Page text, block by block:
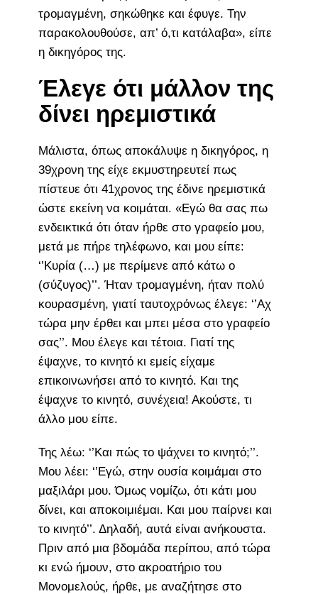
τρομαγμένη, σηκώθηκε και έφυγε. Την
παρακολουθούσε, απ’ ό,τι κατάλαβα», είπε
η δικηγόρος της.
Έλεγε ότι μάλλον της
δίνει ηρεμιστικά
Μάλιστα, όπως αποκάλυψε η δικηγόρος, η
39χρονη της είχε εκμυστηρευτεί πως
πίστευε ότι 41χρονος της έδινε ηρεμιστικά
ώστε εκείνη να κοιμάται. «Εγώ θα σας πω
ενδεικτικά ότι όταν ήρθε στο γραφείο μου,
μετά με πήρε τηλέφωνο, και μου είπε:
‘’Κυρία (…) με περίμενε από κάτω ο
(σύζυγος)’’. Ήταν τρομαγμένη, ήταν πολύ
κουρασμένη, γιατί ταυτοχρόνως έλεγε: ‘’Αχ
τώρα μην έρθει και μπει μέσα στο γραφείο
σας’’. Μου έλεγε και τέτοια. Γιατί της
έψαχνε, το κινητό κι εμείς είχαμε
επικοινωνήσει από το κινητό. Και της
έψαχνε το κινητό, συνέχεια! Ακούστε, τι
άλλο μου είπε.
Της λέω: ‘’Και πώς το ψάχνει το κινητό;’’.
Μου λέει: ‘’Εγώ, στην ουσία κοιμάμαι στο
μαξιλάρι μου. Όμως νομίζω, ότι κάτι μου
δίνει, και αποκοιμιέμαι. Και μου παίρνει και
το κινητό’’. Δηλαδή, αυτά είναι ανήκουστα.
Πριν από μια βδομάδα περίπου, από τώρα
κι ενώ ήμουν, στο ακροατήριο του
Μονομελούς, ήρθε, με αναζήτησε στο